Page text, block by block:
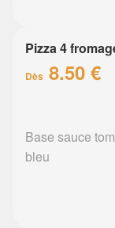
Pizza 4
Dès 8.50 €
Base sauce
bleu